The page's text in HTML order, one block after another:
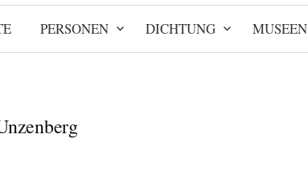
PERSONEN DICHTUNG MUSEEN